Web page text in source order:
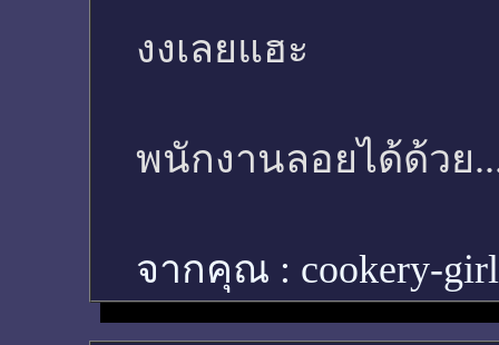
งงเลยแฮะ
พนักงานลอยได้ด้วย
จากคุณ : cookery-